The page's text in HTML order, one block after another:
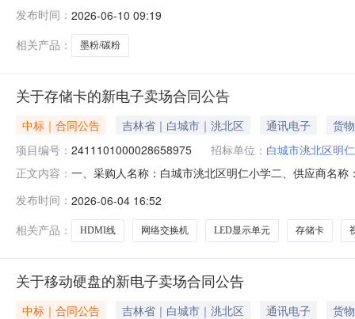
20.00501000服务要求或标的基本概况：七、其它事项
发布时间： 2026-06-10 09:19
相关产品：
墨粉/碳粉
关于存储卡的新电子卖场合同公告
中标｜合同公告 吉林省｜白城市｜洮北区 通讯电子
货物
项目编号： 2411101000028658975 招标单位： 白城市洮北区明
正文内容： 一、采购人名称：白城市洮北区明仁小学二、供应商名
硕/TOPSSDUHS-II件1.004054052优越者Y-C140U视频
发布时间： 2026-06-04 16:52
相关产品：
HDMI线 网络交换机 LED显示单元 存储卡
关于移动硬盘的新电子卖场合同公告
中标｜合同公告 吉林省｜白城市｜洮北区 通讯电子
货物